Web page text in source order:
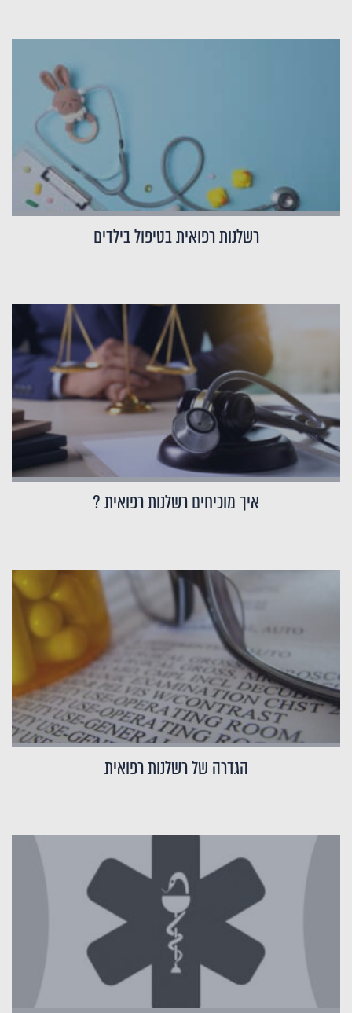
רשלנות רפואית בטיפול בילדים
איך מוכיחים רשלנות רפואית ?
הגדרה של רשלנות רפואית